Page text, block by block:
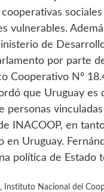
vulnerables.
de
por parte
Cooperativo Nº
que Uruguay es
personas
INACOOP, en
en Uruguay.
política de
, Instituto Nacional del